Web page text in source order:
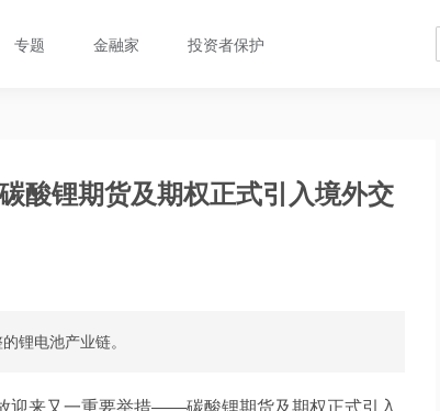
专题 金融家 投资者保护
酸锂期货及期权正式引入境外交
锂电池产业链。
迎来又一重要举措——碳酸锂期货及期权正式引入